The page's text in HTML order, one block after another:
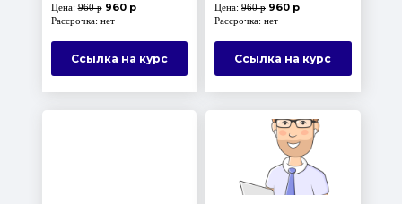
Цена:960 р 960 р
Рассрочка: нет
Ссылка на курс
Цена: 960 р 960 р
Рассрочка: нет
Ссылка на курс